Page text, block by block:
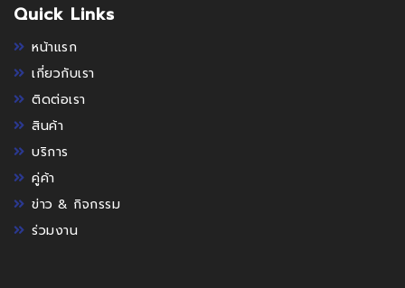
Quick Links
หน้าแรก
เกี่ยวกับเรา
ติดต่อเรา
สินค้า
บริการ
คู่ค้า
ข่าว & กิจกรรม
ร่วมงาน